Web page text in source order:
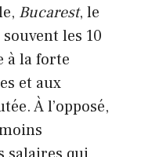
Bucarest, le
les 10
à la forte
et aux
À l’opposé,